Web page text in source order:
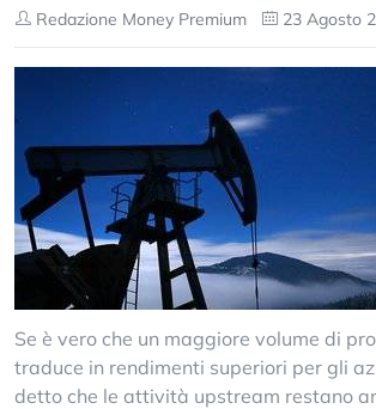
Redazione Money Premium 23 Agosto
Se è vero che un maggiore volume di
traduce in rendimenti superiori per gli
detto che le attività upstream restano